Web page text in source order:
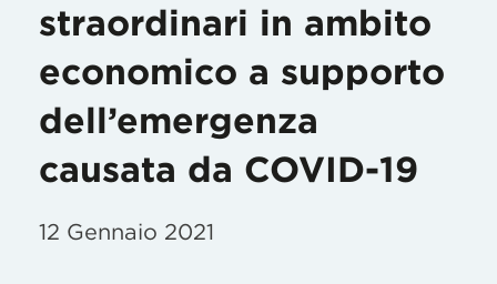
straordinari in ambito
economico a supporto
dell’emergenza
causata da COVID-19
12 Gennaio 2021